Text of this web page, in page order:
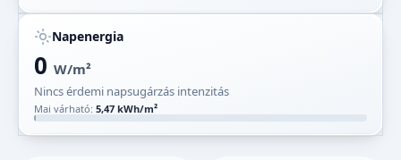
Napenergia
0 W/m²
Nincs érdemi napsugárzás intenzitás
Mai várható: 5,47 kWh/m²